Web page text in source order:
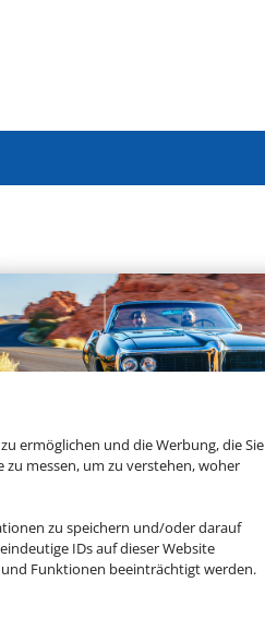
ermöglichen und die Werbung, die Sie
zu messen, um zu verstehen, woher
zu speichern und/oder darauf
IDs auf dieser Website
Funktionen beeinträchtigt werden.
Mietwagen